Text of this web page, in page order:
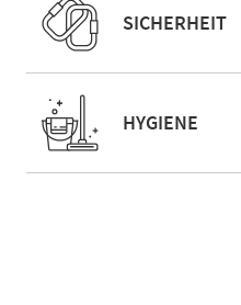
SICHERHEIT
HYGIENE